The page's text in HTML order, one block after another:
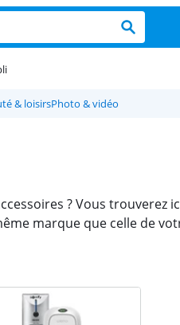
& loisirsPhoto & vidéo
? Vous trouverez
marque que celle de